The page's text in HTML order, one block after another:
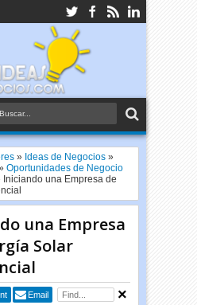
» Ideas de Negocios »
Oportunidades de Negocio
Iniciando una Empresa de
una Empresa
Solar
Email